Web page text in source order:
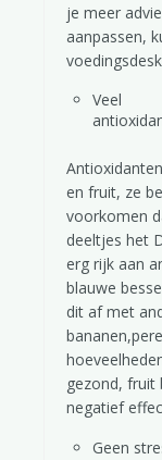
je meer
aanpassen,
Veel
en fruit, ze
voorkomen
deeltjes het
erg rijk aan
blauwe
dit af met
gezond, fruit
negatief
Geen